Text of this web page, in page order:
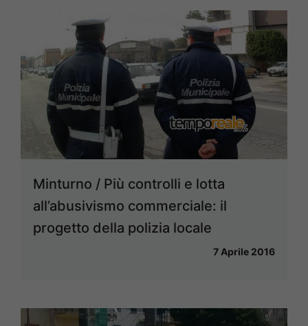
Minturno / Più controlli e lotta
all’abusivismo commerciale: il
progetto della polizia locale
7 Aprile 2016